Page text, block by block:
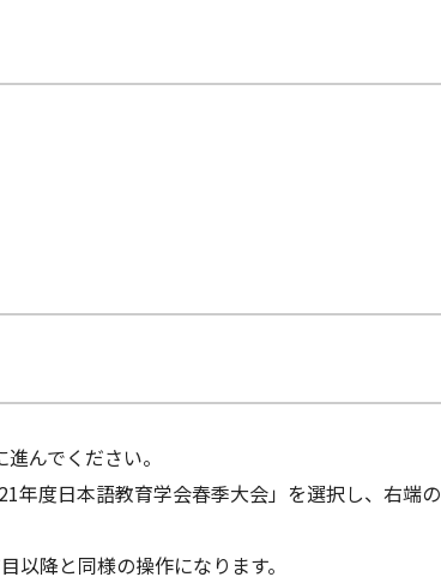
んでください。
年度日本語教育学会春季大会」を選択し、右端の
降と同様の操作になります。